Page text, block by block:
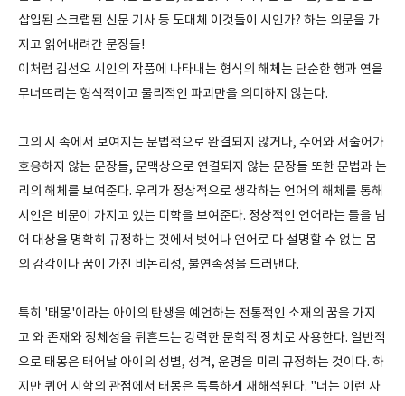
삽입된 스크랩된 신문 기사 등 도대체 이것들이 시인가? 하는 의문을 가
지고 읽어내려간 문장들!
이처럼 김선오 시인의 작품에 나타내는 형식의 해체는 단순한 행과 연을
무너뜨리는 형식적이고 물리적인 파괴만을 의미하지 않는다.
그의 시 속에서 보여지는 문법적으로 완결되지 않거나, 주어와 서술어가
호응하지 않는 문장들, 문맥상으로 연결되지 않는 문장들 또한 문법과 논
리의 해체를 보여준다. 우리가 정상적으로 생각하는 언어의 해체를 통해
시인은 비문이 가지고 있는 미학을 보여준다. 정상적인 언어라는 틀을 넘
어 대상을 명확히 규정하는 것에서 벗어나 언어로 다 설명할 수 없는 몸
의 감각이나 꿈이 가진 비논리성, 불연속성을 드러낸다.
특히 '태몽'이라는 아이의 탄생을 예언하는 전통적인 소재의 꿈을 가지
고 와 존재와 정체성을 뒤흔드는 강력한 문학적 장치로 사용한다. 일반적
으로 태몽은 태어날 아이의 성별, 성격, 운명을 미리 규정하는 것이다. 하
지만 퀴어 시학의 관점에서 태몽은 독특하게 재해석된다. "너는 이런 사